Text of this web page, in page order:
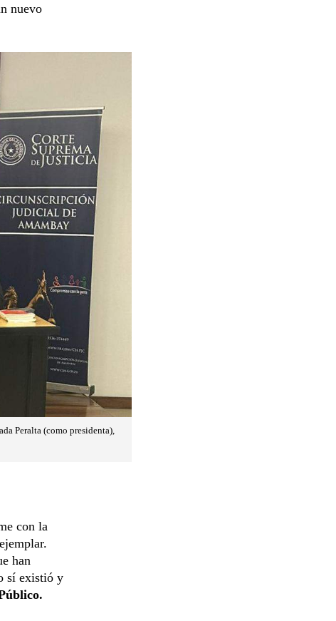
nuevo
Peralta (como presidenta),
con la
han
sí existió y